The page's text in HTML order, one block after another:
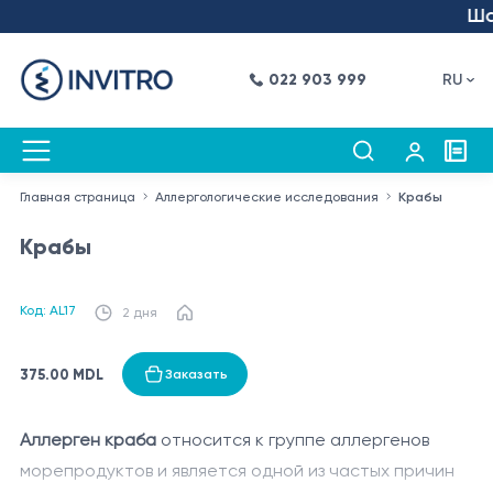
022 903 999 RU
Главная страница Аллергологические исследования Крабы
Крабы
Код: AL17 2 дня
375.00 MDL Заказать
Аллерген крабаотносится к группе аллергенов
морепродуктов и является одной из частых причин